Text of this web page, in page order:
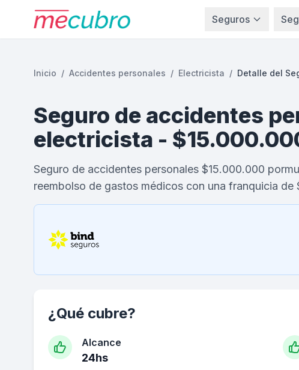
Seguros
Inicio / Accidentes personales / Electricista / Detalle del
Seguro de accidentes
electricista -
Seguro de accidentes personales $15.000.000
reembolso de gastos médicos con una franquicia de
¿Qué cubre?
Alcance
24hs